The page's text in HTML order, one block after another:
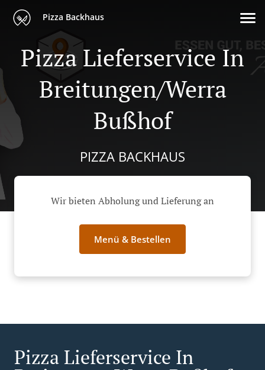
Pizza Backhaus
Pizza Lieferservice In
Breitungen/Werra
Bußhof
PIZZA BACKHAUS
Wir bieten Abholung und Lieferung an
Menü & Bestellen
Pizza Lieferservice In